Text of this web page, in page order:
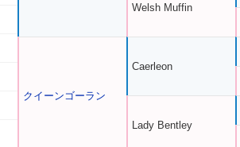
クイーンゴーラン
Welsh Muffin
Caerleon
Lady Bentley